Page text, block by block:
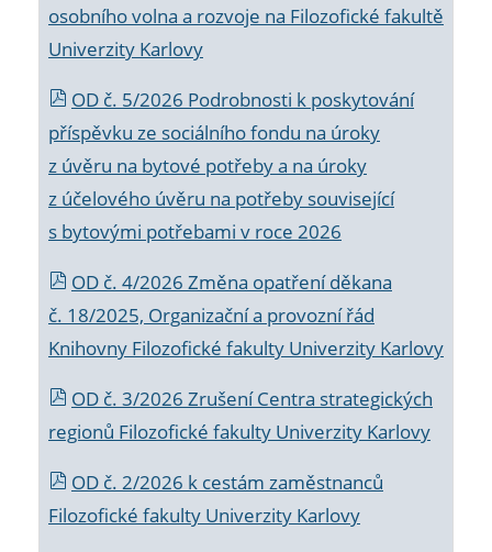
osobního volna a rozvoje na Filozofické fakultě
Univerzity Karlovy
OD č. 5/2026 Podrobnosti k poskytování
příspěvku ze sociálního fondu na úroky
z úvěru na bytové potřeby a na úroky
z účelového úvěru na potřeby související
s bytovými potřebami v roce 2026
OD č. 4/2026 Změna opatření děkana
č. 18/2025, Organizační a provozní řád
Knihovny Filozofické fakulty Univerzity Karlovy
OD č. 3/2026 Zrušení Centra strategických
regionů Filozofické fakulty Univerzity Karlovy
OD č. 2/2026 k cestám zaměstnanců
Filozofické fakulty Univerzity Karlovy